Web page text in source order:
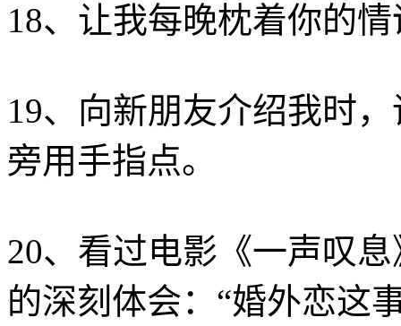
18、让我每晚枕着你的
19、向新朋友介绍我时
旁用手指点。
20、看过电影《一声叹
的深刻体会：“婚外恋这